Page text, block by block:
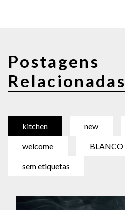
Postagens
Relacionadas
kitchen new
welcome BLANCO
sem etiquetas